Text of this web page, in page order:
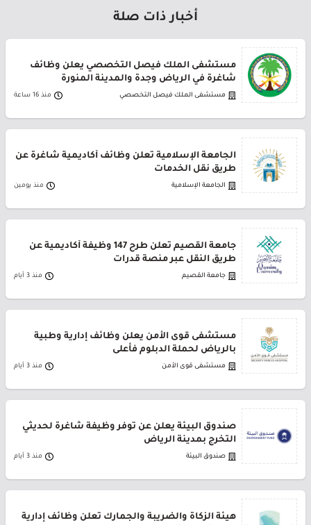
أخبار ذات صلة
مستشفى الملك فيصل التخصصي يعلن وظائف
شاغرة في الرياض وجدة والمدينة المنورة
مستشفى الملك فيصل التخصصي منذ 16 ساعة
الجامعة الإسلامية تعلن وظائف أكاديمية شاغرة عن
طريق نقل الخدمات
الجامعة الإسلامية منذ يومين
جامعة القصيم تعلن طرح 147 وظيفة أكاديمية عن
طريق النقل عبر منصة قدرات
جامعة القصيم منذ 3 أيام
مستشفى قوى الأمن يعلن وظائف إدارية وطبية
بالرياض لحملة الدبلوم فأعلى
مستشفى قوى الأمن منذ 3 أيام
صندوق البيئة يعلن عن توفر وظيفة شاغرة لحديثي
التخرج بمدينة الرياض
صندوق البيئة منذ 3 أيام
هيئة الزكاة والضريبة والجمارك تعلن وظائف إدارية